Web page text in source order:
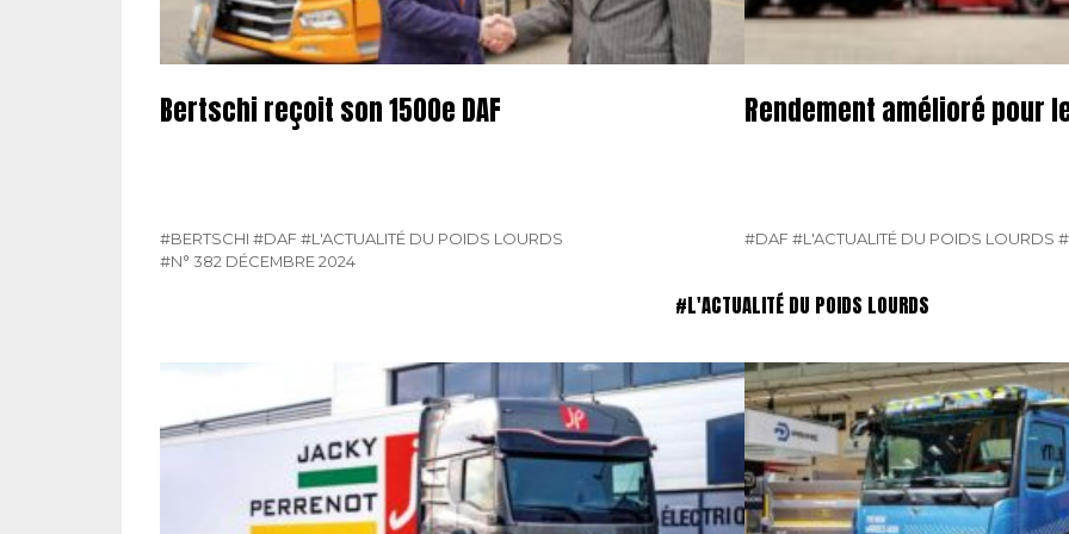
Bertschi reçoit son 1500e DAF
#BERTSCHI #DAF#L'ACTUALITÉ DU POIDS LOURDS
#N° 382 DÉCEMBRE 2024
Rendement amélioré pour
#DAF#L'ACTUALITÉ DU POIDS LOURDS
#L'ACTUALITÉ DU POIDS LOURDS